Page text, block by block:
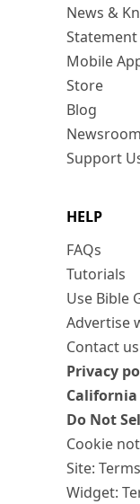
News &
Mobile
Store
Blog
Newsroom
Support
HELP
FAQs
Tutorials
Use Bible
Advertise
Contact us
Privacy
Do Not
Cookie
Site:
Widget: